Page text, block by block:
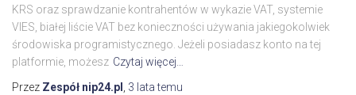
KRS oraz sprawdzanie kontrahentów w wykazie VAT, systemie
VIES, białej liście VAT bez konieczności używania jakiegokolwiek
środowiska programistycznego. Jeżeli posiadasz konto na tej
platformie, możesz Czytaj więcej…
Przez Zespół nip24.pl , 3 latatemu